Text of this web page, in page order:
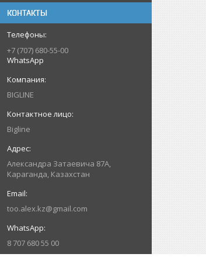
КОНТАКТЫ
+7 (707) 680-55-00
WhatsApp
BIGLINE
Bigline
Александра Затаевича 87А,
Караганда, Казахстан
too.alex.kz@gmail.com
8 707 680 55 00